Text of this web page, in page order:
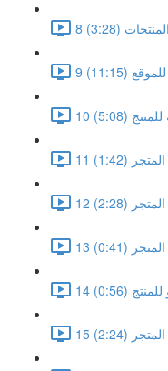
(3:28)
(11:15)
(5:08)
(1:42)
(2:28)
(0:41)
(0:56)
(2:24)